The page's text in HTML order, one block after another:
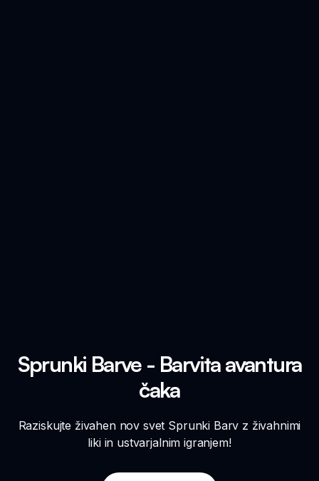
Sprunki Barve - Barvita avantura
čaka
Raziskujte živahen nov svet Sprunki Barv z živahnimi
liki in ustvarjalnim igranjem!